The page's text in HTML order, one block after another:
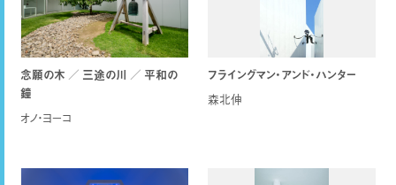
念願の木 ／ 三途の川 ／ 平和の
鐘
オノ・ヨーコ
フライングマン・アンド・ハンター
森北伸